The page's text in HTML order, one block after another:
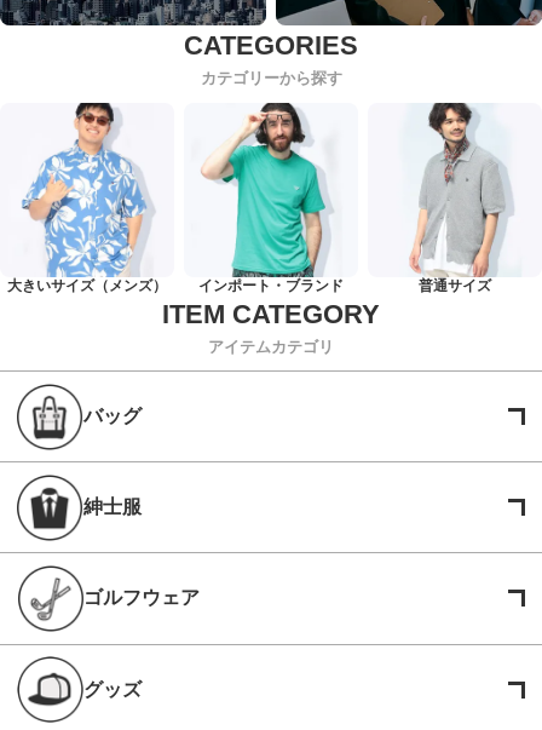
カテゴリーから探す
大きいサイズ（メンズ） インポート・ブランド 普通サイズ
アイテムカテゴリ
バッグ
紳士服
ゴルフウェア
グッズ